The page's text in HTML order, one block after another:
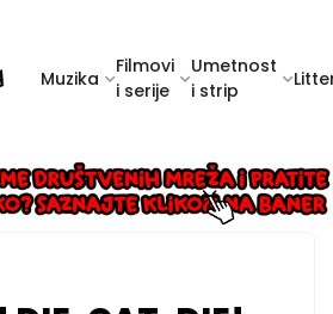
Muzika
Filmovi
i serije
Umetnost
i strip